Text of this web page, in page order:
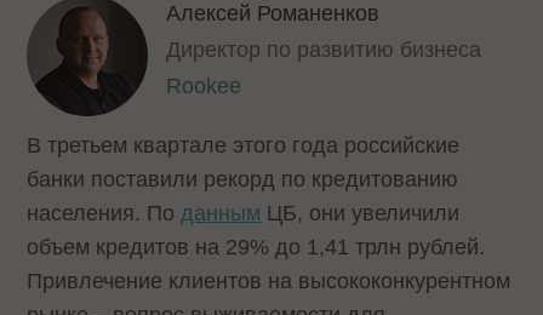
Алексей Романенков
Директор по развитию бизнеса
Rookee
В третьем квартале этого года российские
банки поставили рекорд по кредитованию
населения. Поданным ЦБ, они увеличили
объем кредитов на 29% до 1,41 трлн рублей.
Привлечение клиентов на высококонкурентном